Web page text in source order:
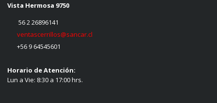
Vista Hermosa 9750
56 2 26896141
ventascerrillos@sancar.cl
+56 9 64545601
Horario de Atención:
Lun a Vie: 8:30 a 17:00 hrs.